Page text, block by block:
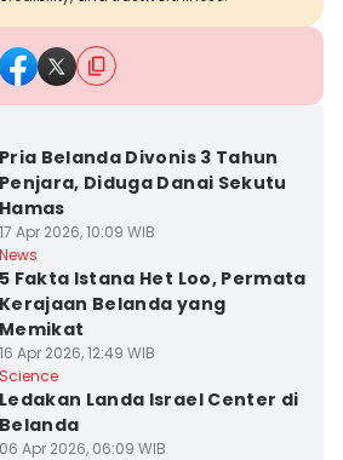
Pria Belanda Divonis 3 Tahun
Penjara, Diduga Danai Sekutu
Hamas
17 Apr 2026, 10:09 WIB
News
5 Fakta Istana Het Loo, Permata
Kerajaan Belanda yang
Memikat
16 Apr 2026, 12:49 WIB
Science
Ledakan Landa Israel Center di
Belanda
06 Apr 2026, 06:09 WIB